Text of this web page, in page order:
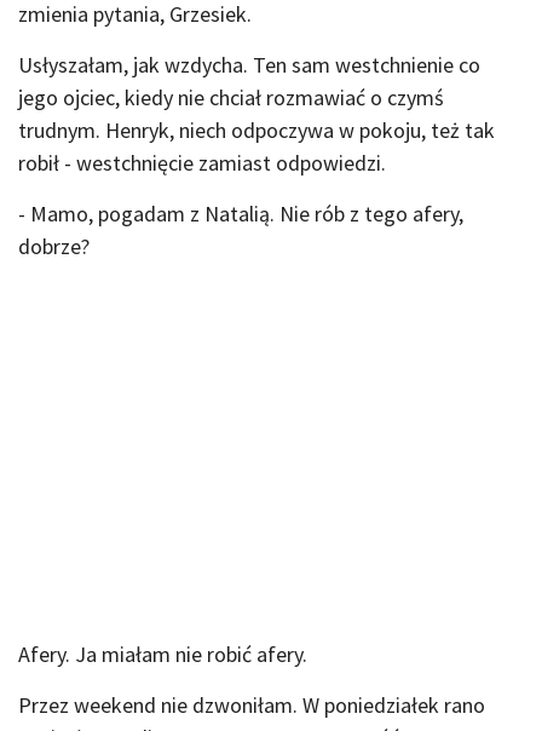
zmienia pytania, Grzesiek.
Usłyszałam, jak wzdycha. Ten sam westchnienie co
jego ojciec, kiedy nie chciał rozmawiać o czymś
trudnym. Henryk, niech odpoczywa w pokoju, też tak
robił - westchnięcie zamiast odpowiedzi.
- Mamo, pogadam z Natalią. Nie rób z tego afery,
dobrze?
Afery. Ja miałam nie robić afery.
Przez weekend nie dzwoniłam. W poniedziałek rano